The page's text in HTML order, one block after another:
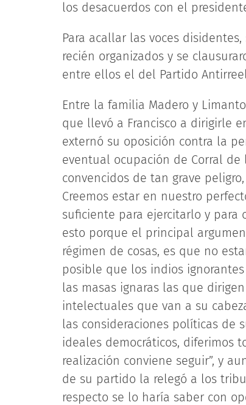
los desacuerdos con el
Para acallar las voces
recién organizados y se
entre ellos el del Partido
Entre la familia Madero y
que llevó a Francisco a dirigirle
externó su oposición contra la
eventual ocupación de Corral
convencidos de tan grave
Creemos estar en nuestro
suficiente para ejercitarlo y para
esto porque el principal
régimen de cosas, es que no
posible que los indios
las masas ignaras las que
intelectuales que van a su
las consideraciones políticas de
ideales democráticos, diferimos
realización conviene seguir”, y
de su partido la relegó a los
respecto se lo haría saber con